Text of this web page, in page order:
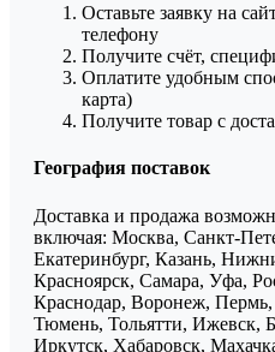
Оставьте заявку на
телефону
Получите счёт,
Оплатите удобным
карта)
Получите товар с
География поставок
Доставка и продажа
включая: Москва, Санкт-
Екатеринбург, Казань,
Красноярск, Самара, Уфа,
Краснодар, Воронеж, Пермь,
Тюмень, Тольятти, Ижевск,
Иркутск, Хабаровск,